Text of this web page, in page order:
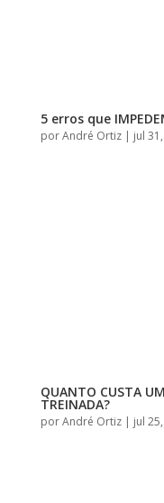
5 erros que
porAndré Ortiz| jul
QUANTO CUSTA
TREINADA?
porAndré Ortiz| jul